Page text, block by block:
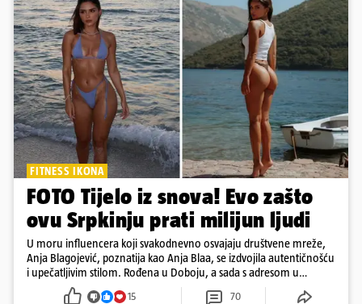
FITNESS IKONA
FOTO Tijelo iz snova! Evo zašto
ovu Srpkinju prati milijun ljudi
U moru influencera koji svakodnevno osvajaju društvene mreže,
Anja Blagojević, poznatija kao Anja Blaa, se izdvojila autentičnošću
i upečatljivim stilom. Rođena u Doboju, a sada s adresom u
Dubaiju, Anja je spoj glamura, discipline i mladenačke energije
15 70